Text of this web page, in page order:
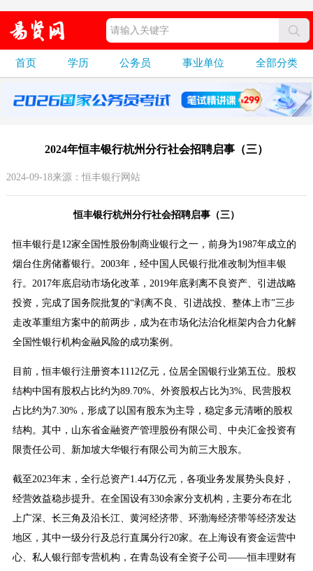
首页 学历 公务员 事业单位 全部分类
2024年恒丰银行杭州分行社会招聘启事（三）
2024-09-18来源：恒丰银行网站
恒丰银行杭州分行社会招聘启事（三）
恒丰银行是12家全国性股份制商业银行之一，前身为1987年成立的
烟台住房储蓄银行。2003年，经中国人民银行批准改制为恒丰银
行。2017年底启动市场化改革，2019年底剥离不良资产、引进战略
投资，完成了国务院批复的“剥离不良、引进战投、整体上市”三步
走改革重组方案中的前两步，成为在市场化法治化框架内合力化解
全国性银行机构金融风险的成功案例。
目前，恒丰银行注册资本1112亿元，位居全国银行业第五位。股权
结构中国有股权占比约为89.70%、外资股权占比为3%、民营股权
占比约为7.30%，形成了以国有股东为主导，稳定多元清晰的股权
结构。其中，山东省金融资产管理股份有限公司、中央汇金投资有
限责任公司、新加坡大华银行有限公司为前三大股东。
截至2023年末，全行总资产1.44万亿元，各项业务发展势头良好，
经营效益稳步提升。在全国设有330余家分支机构，主要分布在北
上广深、长三角及沿长江、黄河经济带、环渤海经济带等经济发达
地区，其中一级分行及总行直属分行20家。在上海设有资金运营中
心、私人银行部专营机构，在青岛设有全资子公司——恒丰理财有